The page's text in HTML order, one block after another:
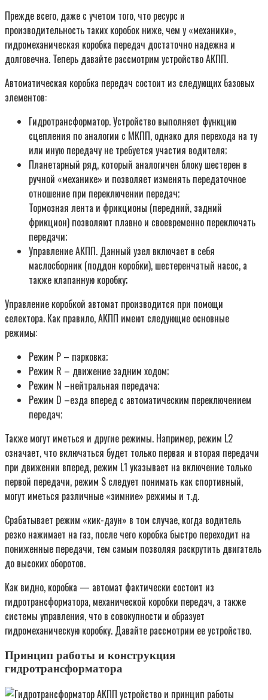
Прежде всего, даже с учетом того, что ресурс и
производительность таких коробок ниже, чем у «механики»,
гидромеханическая коробка передач достаточно надежна и
долговечна. Теперь давайте рассмотрим устройство АКПП.
Автоматическая коробка передач состоит из следующих базовых
элементов:
Гидротрансформатор. Устройство выполняет функцию
сцепления по аналогии с МКПП, однако для перехода на ту
или иную передачу не требуется участия водителя;
Планетарный ряд, который аналогичен блоку шестерен в
ручной «механике» и позволяет изменять передаточное
отношение при переключении передач;
Тормозная лента и фрикционы (передний, задний
фрикцион) позволяют плавно и своевременно переключать
передачи;
Управление АКПП. Данный узел включает в себя
маслосборник (поддон коробки), шестеренчатый насос, а
также клапанную коробку;
Управление коробкой автомат производится при помощи
селектора. Как правило, АКПП имеют следующие основные
режимы:
Режим Р – парковка;
Режим R – движение задним ходом;
Режим N –нейтральная передача;
Режим D –езда вперед с автоматическим переключением
передач;
Также могут иметься и другие режимы. Например, режим L2
означает, что включаться будет только первая и вторая передачи
при движении вперед, режим L1 указывает на включение только
первой передачи, режим S следует понимать как спортивный,
могут иметься различные «зимние» режимы и т.д.
Срабатывает режим «кик-даун» в том случае, когда водитель
резко нажимает на газ, после чего коробка быстро переходит на
пониженные передачи, тем самым позволяя раскрутить двигатель
до высоких оборотов.
Как видно, коробка — автомат фактически состоит из
гидротрансформатора, механической коробки передач, а также
системы управления, что в совокупности и образует
гидромеханическую коробку. Давайте рассмотрим ее устройство.
Принцип работы и конструкция
гидротрансформатора